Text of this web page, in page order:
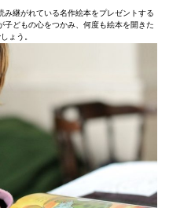
継がれている名作絵本をプレゼントする
どもの心をつかみ、何度も絵本を開きた
ょう。